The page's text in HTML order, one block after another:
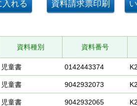
資料種別 資料番号
児童書 0142443374
児童書 9042932073
児童書 9042932065